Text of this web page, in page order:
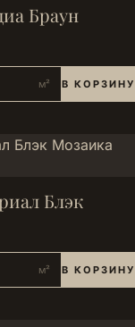
Браун
м² В КОРЗИНУ
Блэк
м² В КОРЗИНУ